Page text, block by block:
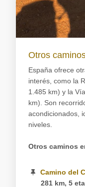
Otros
España ofrece
interés, como la
1.485 km) y la
km). Son
acondicionados,
niveles.
Otros caminos
Camino del
281 km, 5